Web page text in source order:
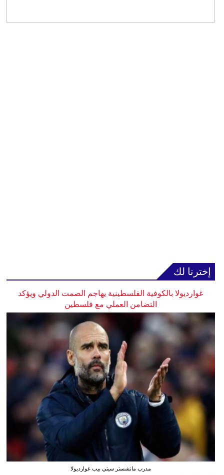
إخترنا لك
غوارديولا بالكوفية الفلسطينية يهاجم الصمت الدولي ويؤكد
التضامن العملي مع فلسطين
مدرب مانشستر سيتي بيب غوارديولا